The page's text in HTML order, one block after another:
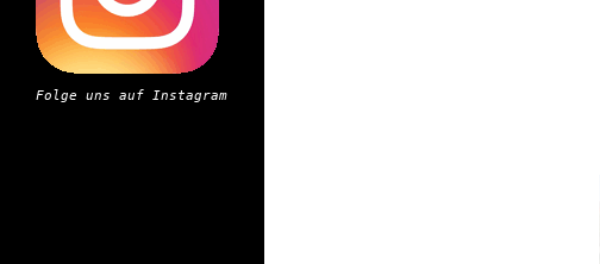
Folge uns auf Instagram